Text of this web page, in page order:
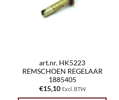
art.nr. HK5223
REMSCHOEN REGELAAR
1885405
€15,10 Excl. BTW